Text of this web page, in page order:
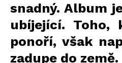
snadný. Album
ubíjející. Toho,
ponoří, však
zadupe do země.